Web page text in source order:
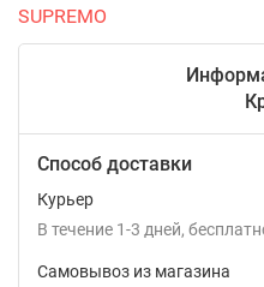
SUPREMO
Способ доставки
Курьер
В течение 1-3 дней
Самовывоз из магазина